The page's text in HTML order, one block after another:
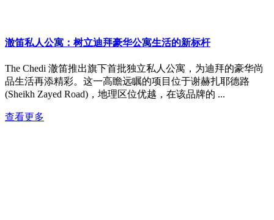
澈笛私人公寓：树立迪拜豪华公寓生活的新标杆
The Chedi 澈笛推出旗下首批独立私人公寓，为迪拜的豪华尚
品生活再添精彩。这一高瞻远瞩的项目位于谢赫扎耶德路
(Sheikh Zayed Road)，地理区位优越，在该品牌的 ...
查看更多